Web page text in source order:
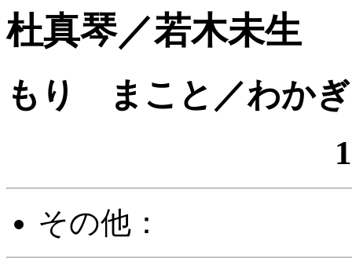
杜真琴／若木未生
もり まこと／わか
その他：